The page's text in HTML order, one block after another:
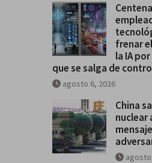
frenar
la IA
que se salga de
agosto 6, 2026
China
nuclear